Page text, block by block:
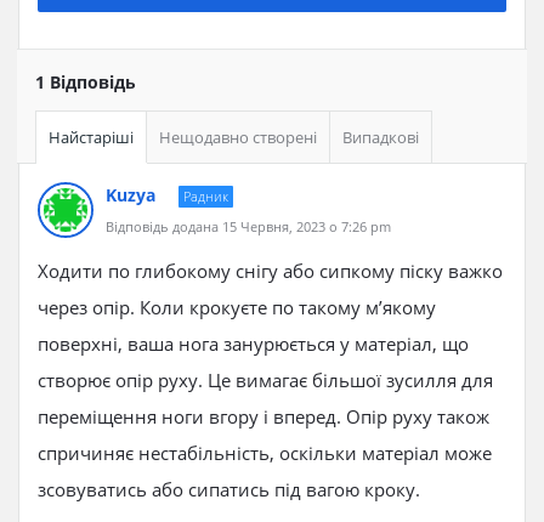
1 Відповідь
Найстаріші Нещодавно створені Випадкові
Kuzya
Радник
Відповідь додана 15 Червня, 2023 о 7:26 pm
Ходити по глибокому снігу або сипкому піску важко
через опір. Коли крокуєте по такому м’якому
поверхні, ваша нога занурюється у матеріал, що
створює опір руху. Це вимагає більшої зусилля для
переміщення ноги вгору і вперед. Опір руху також
спричиняє нестабільність, оскільки матеріал може
зсовуватись або сипатись під вагою кроку.